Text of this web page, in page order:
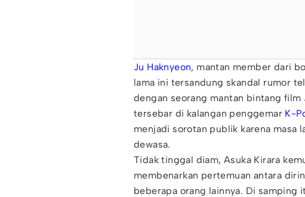
Ju Haknyeon, mantan member dari
lama ini tersandung skandal rumor
dengan seorang mantan bintang film
tersebar di kalangan penggemar K-
menjadi sorotan publik karena masa
dewasa.
Tidak tinggal diam, Asuka Kirara
membenarkan pertemuan antara
beberapa orang lainnya. Di samping